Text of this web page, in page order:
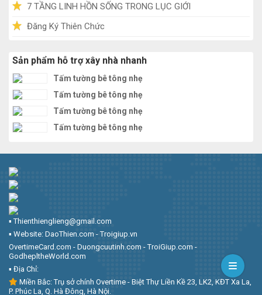
7 TẦNG LINH HỒN SỐNG TRONG LỤC GIỚI
Đăng Ký Thiên Chức
Sản phẩm hỗ trợ xây nhà nhanh
Tấm tường bê tông nhẹ
Tấm tường bê tông nhẹ
Tấm tường bê tông nhẹ
Tấm tường bê tông nhẹ
▪︎ Thienthienglieng@gmail.com
▪︎ Website: DaoThien.com - Troigiup.vn
OvertimeCard.com - Duongcuutinh.com - TroiGiup.com -
GodhepltheWorld.com
▪︎ Địa Chỉ:
Miền Bắc: Trụ sở chính Overtime - Biệt Thự Liền Kề 23, LK2, KĐT Xa La,
P. Phúc La, Q. Hà Đông, Hà Nội.